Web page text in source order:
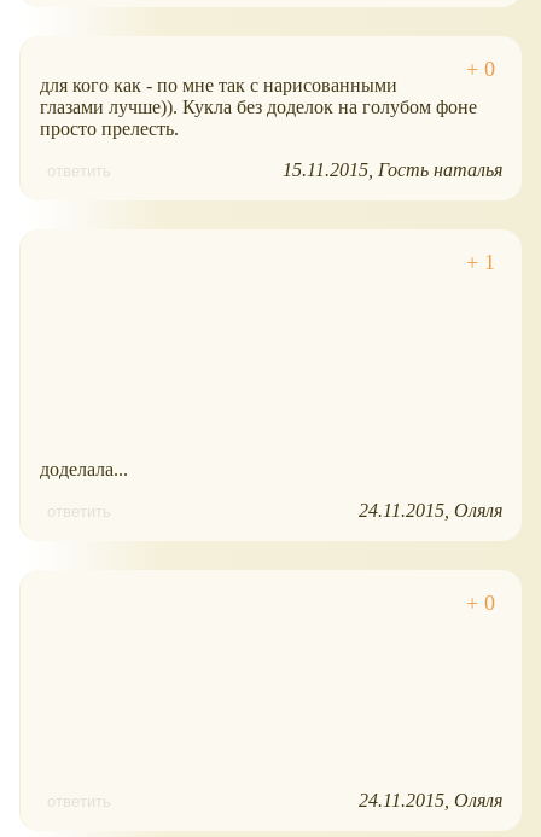
для кого как - по мне так с нарисованными
глазами лучше)). Кукла без доделок на голубом фоне
просто прелесть.
ответить 15.11.2015 Гость наталья
доделала...
ответить 24.11.2015 Оляля
ответить 24.11.2015 Оляля